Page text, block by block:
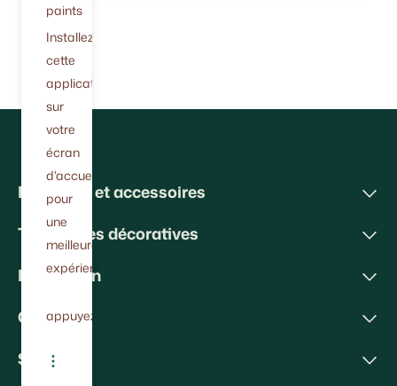
Peintures et accessoires
Techniques décoratives
Inspiration
Conseils
Soutien
paints
Installez
cette
application
sur
votre
écran
d'accueil
pour
une
meilleure
expérience.
appuyez